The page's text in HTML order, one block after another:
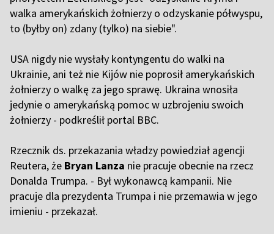
walka amerykańskich żołnierzy o odzyskanie półwyspu,
to (byłby on) zdany (tylko) na siebie".
USA nigdy nie wysłały kontyngentu do walki na
Ukrainie, ani też nie Kijów nie poprosił amerykańskich
żołnierzy o walkę za jego sprawę. Ukraina wnosiła
jedynie o amerykańską pomoc w uzbrojeniu swoich
żołnierzy - podkreślił portal BBC.
Rzecznik ds. przekazania władzy powiedział agencji
Reutera, że Bryan Lanza nie pracuje obecnie na rzecz
Donalda Trumpa. - Był wykonawcą kampanii. Nie
pracuje dla prezydenta Trumpa i nie przemawia w jego
imieniu - przekazał.